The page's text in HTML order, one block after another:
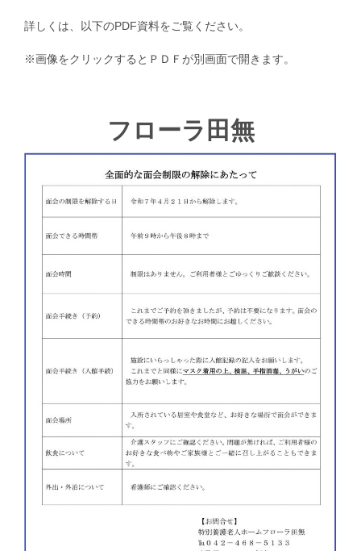
詳しくは、以下のPDF資料をご覧ください。
※画像をクリックするとＰＤＦが別画面で開きます。
フローラ田無